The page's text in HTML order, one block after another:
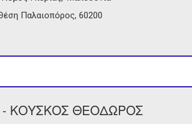
Παλαιοπόρος, 60200
ΚΟΥΣΚΟΣ ΘΕΟΔΩΡΟΣ